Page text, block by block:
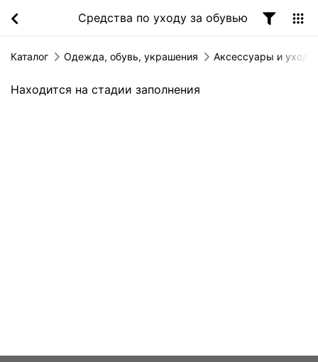
Средства по уходу за обувью
Каталог Одежда, обувь, украшения Аксессуары и уход
Находится на стадии заполнения